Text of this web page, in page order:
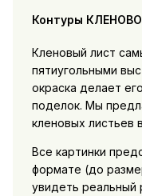
Контуры
Кленовый лист
пятиугольными
окраска делает
поделок. Мы
кленовых листьев
Все картинки
формате (до
увидеть реальный